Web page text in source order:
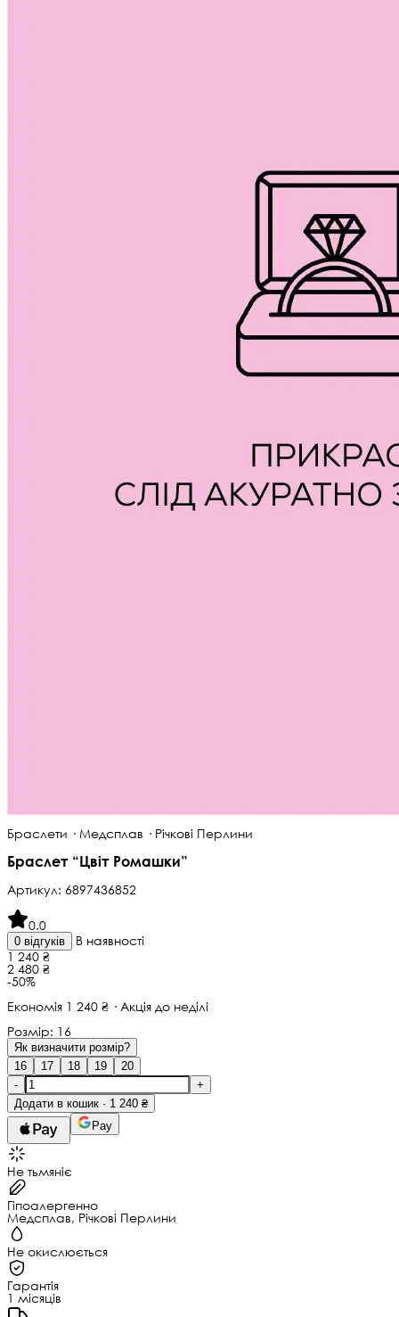
Браслети · Медсплав · Річкові Перлини
Браслет “Цвіт Ромашки”
Артикул: 6897436852
0.0
0 відгуків
В наявності
1 240 ₴
2 480 ₴
-50%
Економія 1 240 ₴ · Акція до неділі
Розмір: 16
Як визначити розмір?
16
17 18 19
20
-
+
Додати в кошик · 1 240 ₴
Pay
Не тьмяніє
Гіпоалергенно
Медсплав, Річкові Перлини
Не окислюється
Гарантія
1 місяців